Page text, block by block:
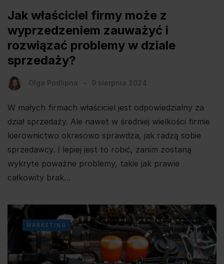
Jak właściciel firmy może z
wyprzedzeniem zauważyć i
rozwiązać problemy w dziale
sprzedaży?
Olga Podlipna 9 sierpnia 2024
W małych firmach właściciel jest odpowiedzialny za
dział sprzedaży. Ale nawet w średniej wielkości firmie
kierownictwo okresowo sprawdza, jak radzą sobie
sprzedawcy. I lepiej jest to robić, zanim zostaną
wykryte poważne problemy, takie jak prawie
całkowity brak…
MARKETING